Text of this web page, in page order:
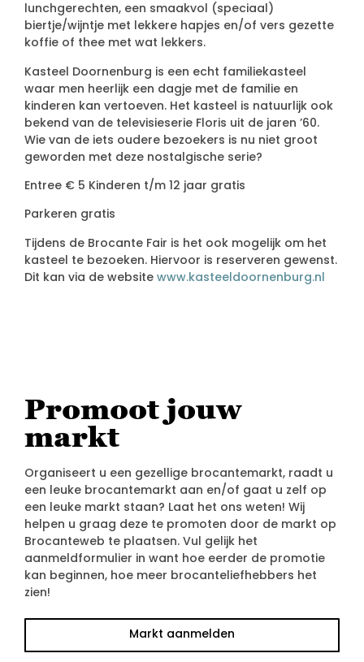
lunchgerechten, een smaakvol (speciaal)
biertje/wijntje met lekkere hapjes en/of vers gezette
koffie of thee met wat lekkers.
Kasteel Doornenburg is een echt familiekasteel
waar men heerlijk een dagje met de familie en
kinderen kan vertoeven. Het kasteel is natuurlijk ook
bekend van de televisieserie Floris uit de jaren ’60.
Wie van de iets oudere bezoekers is nu niet groot
geworden met deze nostalgische serie?
Entree € 5 Kinderen t/m 12 jaar gratis
Parkeren gratis
Tijdens de Brocante Fair is het ook mogelijk om het
kasteel te bezoeken. Hiervoor is reserveren gewenst.
Dit kan via de website www.kasteeldoornenburg.nl
Promoot jouw
markt
Organiseert u een gezellige brocantemarkt, raadt u
een leuke brocantemarkt aan en/of gaat u zelf op
een leuke markt staan? Laat het ons weten! Wij
helpen u graag deze te promoten door de markt op
Brocanteweb te plaatsen. Vul gelijk het
aanmeldformulier in want hoe eerder de promotie
kan beginnen, hoe meer brocanteliefhebbers het
zien!
Markt aanmelden